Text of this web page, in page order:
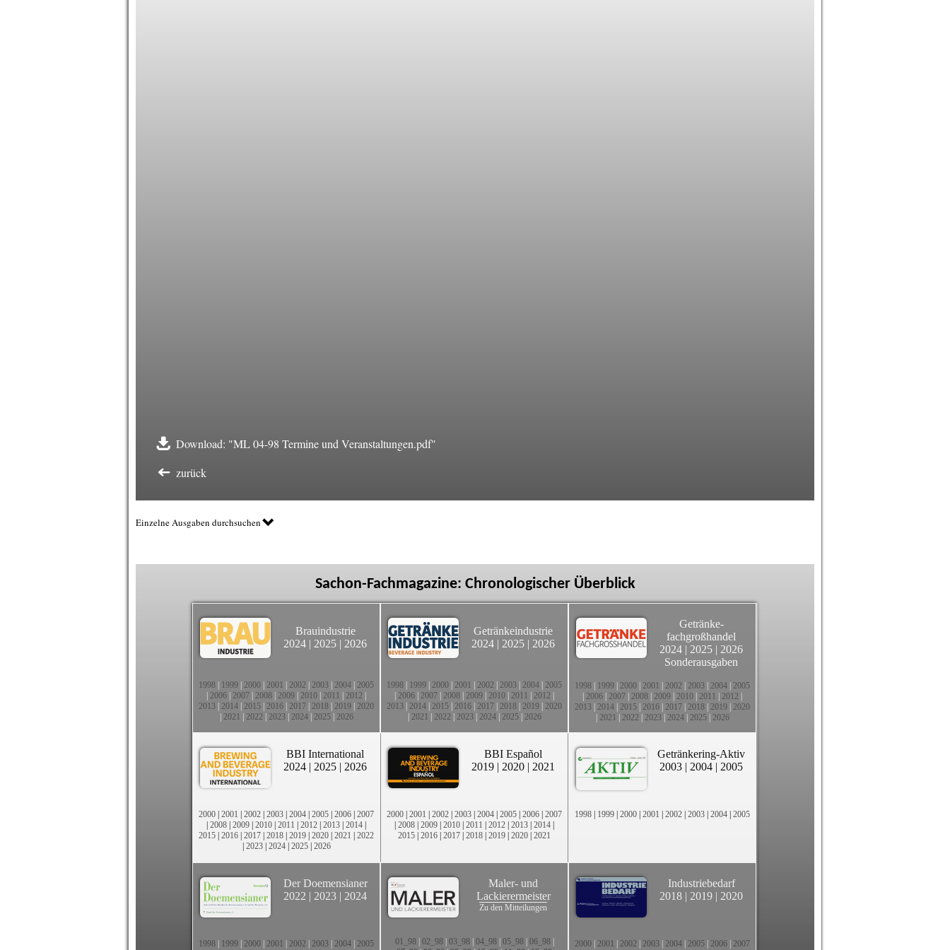
Download: "ML 04-98 Termine und Veranstaltungen.pdf"
zurück
Einzelne Ausgaben durchsuchen
Sachon-Fachmagazine: Chronologischer Überblick
Brauindustrie
2024 | 2025 | 2026
1998 1999 2000 2001 2002 2003 2004 2005
2006 2007 2008 2009 2010 2011 2012
2013 2014 2015 2016 2017 2018 2019 2020
2021 2022 2023| 2024| 2025| 2026
Getränkeindustrie
2024 | 2025 | 2026
1998 1999 2000 2001 2002 2003 2004 2005
2006 2007 2008 2009 2010 2011 2012
2013 2014 2015 2016 2017 2018 2019 2020
2021 2022 2023| 2024| 2025| 2026
Getränke-
fachgroßhandel
2024 | 2025 | 2026
Sonderausgaben
1998 1999 2000 2001 2002 2003 2004 2005
2006 2007 2008 2009 2010 2011 2012
2013 2014 2015 2016 2017 2018 2019 2020
2021 2022 2023| 2024| 2025| 2026
BBI International
2024 | 2025 | 2026
2000 | 2001 | 2002 | 2003 | 2004 | 2005 | 2006 | 2007
| 2008 | 2009 | 2010 | 2011 | 2012 | 2013 | 2014 |
2015 | 2016 | 2017 | 2018 | 2019 | 2020 | 2021 | 2022
| 2023| 2024| 2025| 2026
BBI Español
2019 | 2020 | 2021
2000 | 2001 | 2002 | 2003 | 2004 | 2005 | 2006 | 2007
| 2008 | 2009 | 2010 | 2011 | 2012 | 2013 | 2014 |
2015 | 2016 | 2017 | 2018 | 2019 | 2020 | 2021
Getränkering-Aktiv
2003 | 2004 | 2005
1998 | 1999 | 2000 | 2001 | 2002 | 2003 | 2004 | 2005
Der Doemensianer
2022 | 2023 | 2024
1998 1999 2000 2001 2002 2003 2004 2005
Maler- und
Lackierermeister
Zu den Mitteilungen
01_98| 02_98| 03_98| 04_98| 05_98| 06_98|
Industriebedarf
2018 | 2019 | 2020
2000 2001 2002 2003 2004 2005 2006 2007